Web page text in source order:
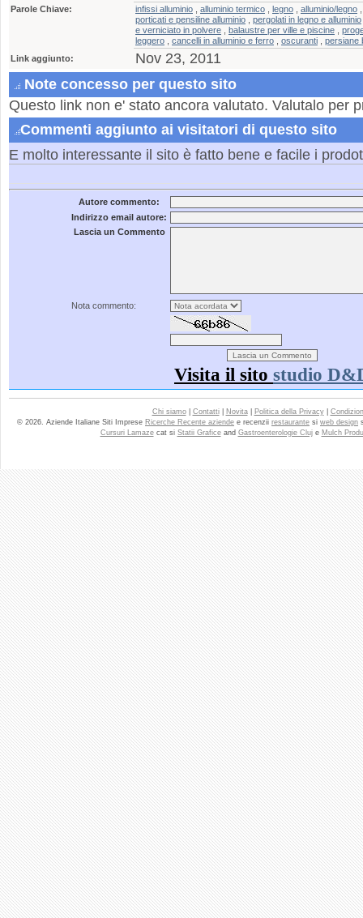
Parole Chiave: infissi alluminio alluminio termico legno alluminio/legno
porticati e pensiline alluminio
pergolati in legno e alluminio
e verniciato in polvere
balaustre per ville e piscine
leggero
cancelli in alluminio e ferro oscuranti
persiane
Link aggiunto:
Nov 23, 2011
Note concesso per questo sito
Questo link non e' stato ancora valutato. Valutalo per
Commenti aggiunto ai visitatori di questo sito
E molto interessante il sito è fatto bene e facile i
Autore commento:
Indirizzo email autore:
Lascia un Commento
Nota commento:
Visita il sito studio
Chi siamo| Contatti| Novita| Politica della Privacy|
© 2026. Aziende Italiane Siti Imprese Ricerche Recente aziende e recenzii restaurante si web design
Cursuri Lamazecat si Statii Graficeand Gastroenterologie Cluje Mulch